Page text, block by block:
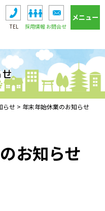
TEL 採用情報 お問合せ
メニュー
らせ > 年末年始休業のお知らせ
お知らせ